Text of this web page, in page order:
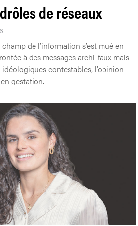
de réseaux
champ de l’information s’est mué en
à des messages archi-faux mais
contestables, l’opinion
gestation.